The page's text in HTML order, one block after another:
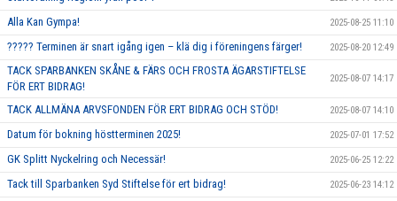
Alla Kan Gympa! 2025-08-25 11:10
????? Terminen är snart igång igen – klä dig i föreningens färger! 2025-08-20 12:49
TACK SPARBANKEN SKÅNE & FÄRS OCH FROSTA ÄGARSTIFTELSE
FÖR ERT BIDRAG!
2025-08-07 14:17
TACK ALLMÄNA ARVSFONDEN FÖR ERT BIDRAG OCH STÖD! 2025-08-07 14:10
Datum för bokning höstterminen 2025! 2025-07-01 17:52
GK Splitt Nyckelring och Necessär! 2025-06-25 12:22
Tack till Sparbanken Syd Stiftelse för ert bidrag! 2025-06-23 14:12